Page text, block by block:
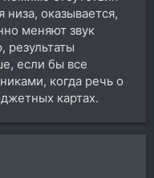
оказывается,
меняют звук
если бы все
когда речь о
картах.